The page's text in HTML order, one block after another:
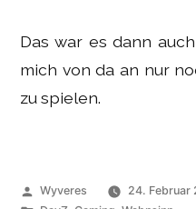
Das war es dann
mich von da an nur
zu spielen.
Veröffentlicht
Wyveres
24. Februar